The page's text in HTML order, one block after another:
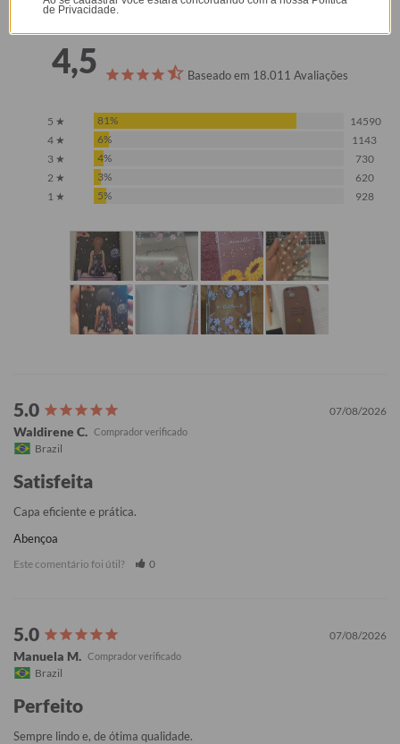
4,5 Baseado em 18.011 Avaliações
5 ★ 81%
14590
4 ★
6%
1143
3 ★
4%
730
2 ★
3%
620
1 ★
5% 928
07/08/2026
Waldirene C.
Brazil
Satisfeita
Capa eficiente e prática.
Abençoa
Este comentário foi útil? 0
07/08/2026
Manuela M.
Brazil
Perfeito
Sempre lindo e, de ótima qualidade.
de Privacidade.